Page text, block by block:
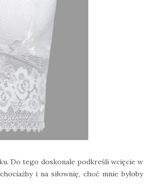
Do tego doskonale podkreśli wcięcie w
i na siłownię, choć mnie byłoby